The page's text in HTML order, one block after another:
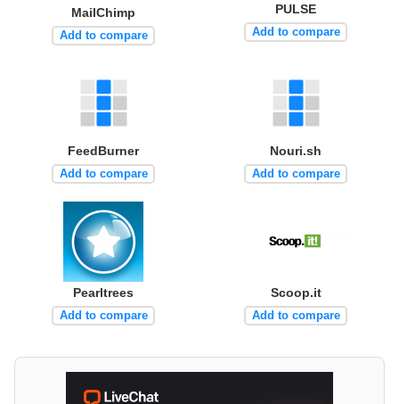
MailChimp
Add to compare
PULSE
Add to compare
FeedBurner
Add to compare
Nouri.sh
Add to compare
Pearltrees
Add to compare
Scoop.it
Add to compare